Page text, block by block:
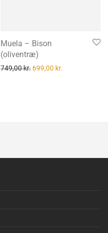
Muela – Bison
(oliventræ)
749,00kr. Den oprindelige pris var:
699,00 kr.